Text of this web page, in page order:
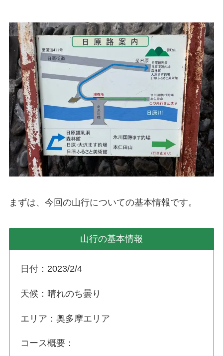
まずは、今回の山行についての基本情報です。
山行の基本情報
日付：2023/2/4
天候：晴れのち曇り
エリア：奥多摩エリア
コース概要：